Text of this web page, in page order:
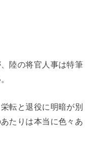
陸の将官人事は特筆
転と退役に明暗が別
たりは本当に色々あ